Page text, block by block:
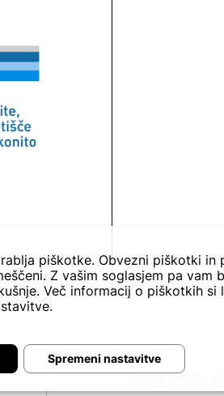
Pogoji
piškotke. Obvezni piškotki
Z vašim soglasjem pa
Več informacij o piškotkih si
Spremeni nastavitve